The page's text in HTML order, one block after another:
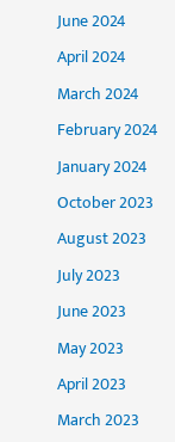
June 2024
April 2024
March 2024
February 2024
January 2024
October 2023
August 2023
July 2023
June 2023
May 2023
April 2023
March 2023